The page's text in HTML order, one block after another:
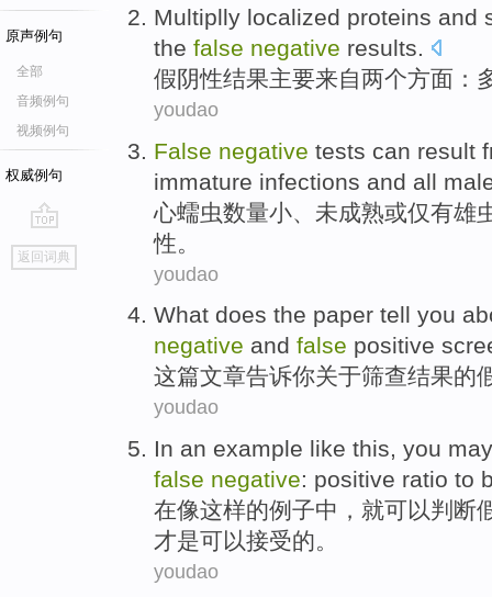
原声例句
全部
音频例句
视频例句
权威例句
go
top
返回词典
Multiplly localized proteins and
the false negative results.
假阴性结果主要来自两个方面：
youdao
False negative tests can result
immature infections and all
心蠕虫数量小、未成熟或仅有雄
性 。
youdao
What does the paper tell you
negative and false positive
这篇文章告诉你关于筛查结果的
youdao
In an example like this, you may
false negative: positive ratio to
在像这样的例子中， 就可以判断
才是可以接受的。
youdao